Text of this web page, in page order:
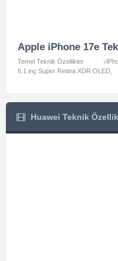
Apple iPhone 17e
Temel Teknik Özellikler
6.1 inç Super Retina XDR OLED,
Huawei Teknik